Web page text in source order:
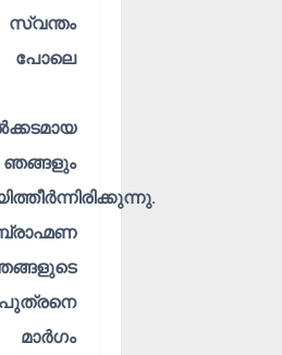
പോലെ
മാർഗം